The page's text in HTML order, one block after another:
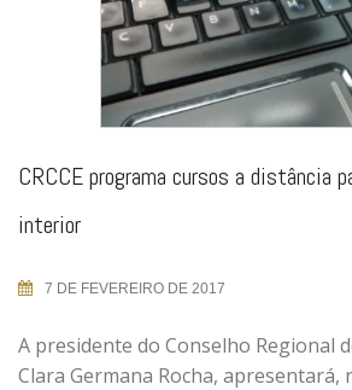
CRCCE programa cursos a distância
interior
7 DE FEVEREIRO DE 2017
A presidente do Conselho Regional
Clara Germana Rocha,